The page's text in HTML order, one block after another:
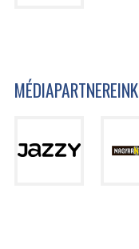
MÉDIAPARTNEREINK